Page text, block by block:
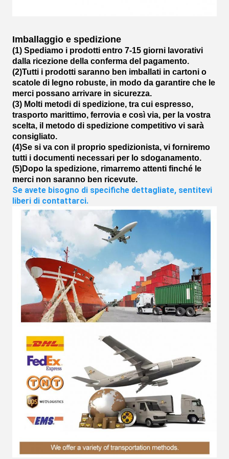
Imballaggio e spedizione
(1) Spediamo i prodotti entro 7-15 giorni lavorativi
dalla ricezione della conferma del pagamento.
(2)Tutti i prodotti saranno ben imballati in cartoni o
scatole di legno robuste, in modo da garantire che le
merci possano arrivare in sicurezza.
(3) Molti metodi di spedizione, tra cui espresso,
trasporto marittimo, ferrovia e così via, per la vostra
scelta, il metodo di spedizione competitivo vi sarà
consigliato.
(4)Se si va con il proprio spedizionista, vi forniremo
tutti i documenti necessari per lo sdoganamento.
(5)Dopo la spedizione, rimarremo attenti finché le
merci non saranno ben ricevute.
Se avete bisogno di specifiche dettagliate, sentitevi
liberi di contattarci.